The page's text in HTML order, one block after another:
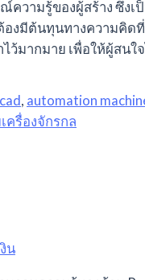
วามรู้ของผู้สร้าง ซึ่ง
งมีต้นทุนทางความคิด
ว้มากมาย เพื่อให้ผู้สน
, automation
ครื่องจักรกล
น